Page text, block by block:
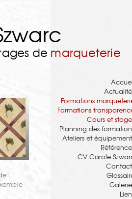
de marqueterie
Formations
Formations
Cours et
Planning des
Ateliers et
CV Carole